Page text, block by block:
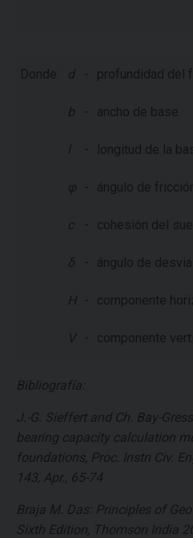
Donde: d - profundidad del
b - ancho de base
l - longitud de la
φ - ángulo de
c - cohesión del
δ - ángulo de
H - componente
V - componente
Bibliografía:
J.-G. Sieffert and Ch. Bay-
bearing capacity calculation
foundations, Proc. Instn Civ.
143, Apr., 65-74
Braja M. Das: Principles of
Sixth Edition, Thomson India